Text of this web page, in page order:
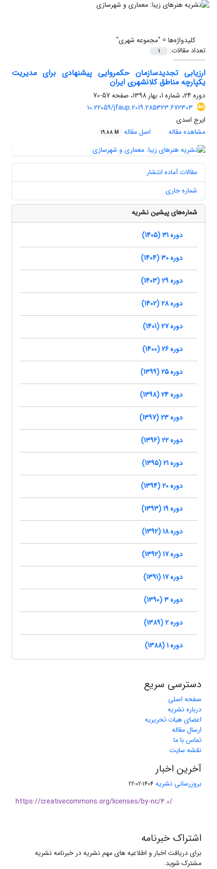
کلیدواژه‌ها = "مجموعه شهری"
تعداد مقالات:
1
ارزیابی تجدیدسازمان حکمروایی پیشنهادی برای مدیریت
یکپارچه مناطق کلان‏شهری ایران
دوره 24، شماره 1، بهار 1398، صفحه
57-70
10.22059/jfaup.2019.285323.672303
ایرج اسدی
مشاهده مقاله
اصل مقاله 19.88 M
مقالات آماده انتشار
شماره جاری
شماره‌های پیشین نشریه
دوره 31 (1405)
دوره 30 (1404)
دوره 29 (1403)
دوره 28 (1402)
دوره 27 (1401)
دوره 26 (1400)
دوره 25 (1399)
دوره 24 (1398)
دوره 23 (1397)
دوره 22 (1396)
دوره 21 (1395)
دوره 20 (1394)
دوره 19 (1393)
دوره 18 (1392)
دوره 17 (1392)
دوره 17 (1391)
دوره 3 (1390)
دوره 2 (1389)
دوره 1 (1388)
دسترسی سریع
صفحه اصلی
درباره نشریه
اعضای هیات تحریریه
ارسال مقاله
تماس با ما
نقشه سایت
آخرین اخبار
بروزرسانی نشریه 1404-02-22
https://creativecommons.org/licenses/by-nc/4.0/
اشتراک خبرنامه
برای دریافت اخبار و اطلاعیه های مهم نشریه در خبرنامه نشریه
مشترک شوید.